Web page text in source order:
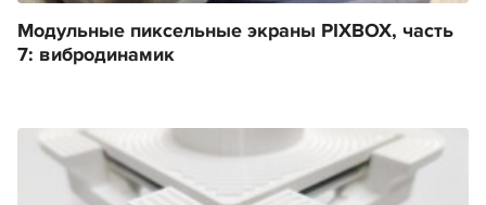
Модульные пиксельные экраны PIXBOX, часть
7: вибродинамик